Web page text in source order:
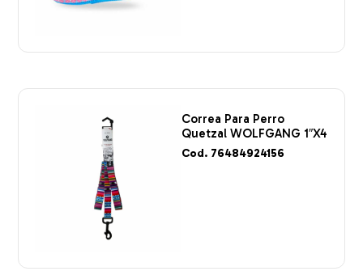
Correa Para Perro
Quetzal WOLFGANG 1″X4
Cod. 76484924156